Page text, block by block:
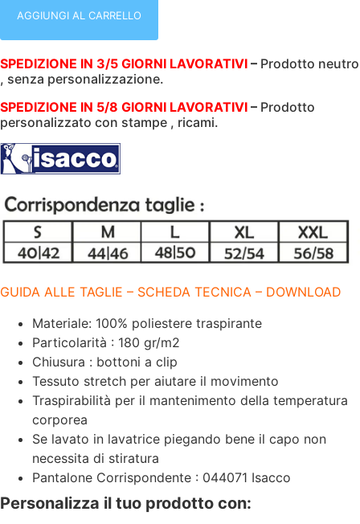
|
MANICA
|
|
ELASTICIZZATO
|
BOHEME
|
180
quantità
AGGIUNGI AL CARRELLO
SPEDIZIONE IN 3/5 GIORNI LAVORATIVI – Prodotto neutro
, senza personalizzazione.
SPEDIZIONE IN 5/8 GIORNI LAVORATIVI – Prodotto
personalizzato con stampe , ricami.
GUIDA ALLE TAGLIE – SCHEDA TECNICA – DOWNLOAD
Materiale: 100% poliestere traspirante
Particolarità : 180 gr/m2
Chiusura : bottoni a clip
Tessuto stretch per aiutare il movimento
Traspirabilità per il mantenimento della temperatura
corporea
Se lavato in lavatrice piegando bene il capo non
necessita di stiratura
Pantalone Corrispondente : 044071 Isacco
Personalizza il tuo prodotto con: